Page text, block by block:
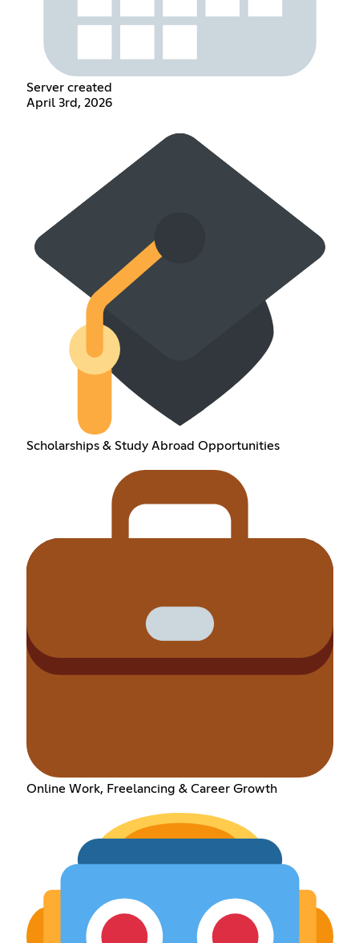
Server created
April 3rd, 2026
Scholarships & Study Abroad Opportunities
Online Work, Freelancing & Career Growth